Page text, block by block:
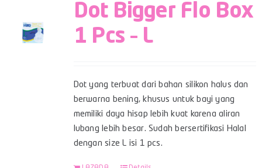
Dot Bigger Flo Box
1 Pcs – L
Dot yang terbuat dari bahan silikon halus dan
berwarna bening, khusus untuk bayi yang
memiliki daya hisap lebih kuat karena aliran
lubang lebih besar. Sudah bersertifikasi Halal
dengan size L isi 1 pcs.